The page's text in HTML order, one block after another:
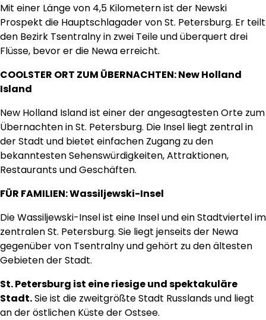
Mit einer Länge von 4,5 Kilometern ist der Newski
Prospekt die Hauptschlagader von St. Petersburg. Er teilt
den Bezirk Tsentralny in zwei Teile und überquert drei
Flüsse, bevor er die Newa erreicht.
COOLSTER ORT ZUM ÜBERNACHTEN: New Holland
Island
New Holland Island ist einer der angesagtesten Orte zum
Übernachten in St. Petersburg. Die Insel liegt zentral in
der Stadt und bietet einfachen Zugang zu den
bekanntesten Sehenswürdigkeiten, Attraktionen,
Restaurants und Geschäften.
FÜR FAMILIEN: Wassiljewski-Insel
Die Wassiljewski-Insel ist eine Insel und ein Stadtviertel im
zentralen St. Petersburg. Sie liegt jenseits der Newa
gegenüber von Tsentralny und gehört zu den ältesten
Gebieten der Stadt.
St. Petersburg ist eine riesige und spektakuläre
Stadt.Sie ist die zweitgrößte Stadt Russlands und liegt
an der östlichen Küste der Ostsee.